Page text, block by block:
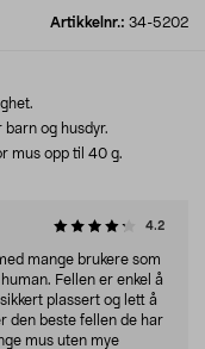
Artikkelnr.: 34-5202
barn og husdyr.
mus opp til 40 g.
4.2
mange brukere som
Fellen er enkel å
plassert og lett å
den beste fellen de har
mus uten mye